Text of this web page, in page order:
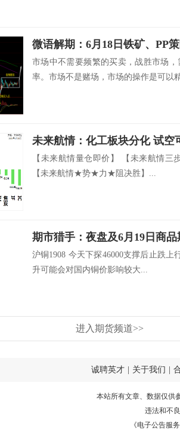
微语解期：6月18日铁矿、PP
市场中不需要频繁的买卖，战胜市场
率。市场不是赌场，市场的操作是可以
未来航情：化工板块分化 试空
【未来航情量仓即价】 【未来航情三
【未来航情★势★力★阻决胜】...
期市猎手：夜盘及6月19日商
沪铜1908 今天下探46000支撑后止跌
升可能会对国内铜价影响较大...
进入期货频道>>
诚聘英才 关于我们
本站所有文章、数据仅供
违法和不
《电子公告服务